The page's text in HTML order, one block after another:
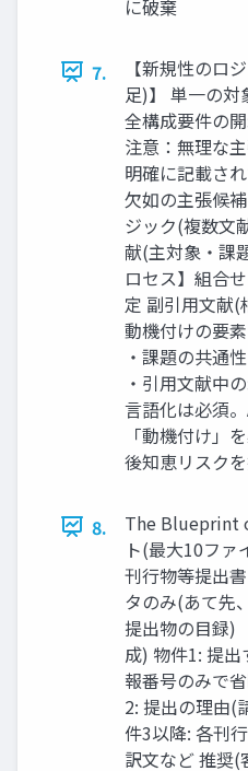
に破棄
7.
【新規性のロ
足)】 単一の
全構成要件の
注意：無理な
明確に記載さ
欠如の主張候
ジック(複数文
献(主対象・課
ロセス】組合
定 副引用文献(
動機付けの要
・課題の共通
・引用文献中
言語化は必須
「動機付け」
後知恵リスクを
8.
The Blueprint
ト(最大10ファ
刊行物等提出
タのみ(あて先
提出物の目録)
成) 物件1: 提
報番号のみで
2: 提出の理由(
件3以降: 各刊
訳文など 推奨(